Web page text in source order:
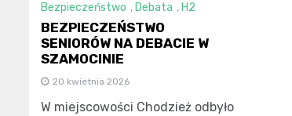
Bezpieczeństwo , Debata , H2
BEZPIECZEŃSTWO
SENIORÓW NA DEBACIE W
SZAMOCINIE
20 kwietnia 2026
W miejscowości Chodzież odbyło